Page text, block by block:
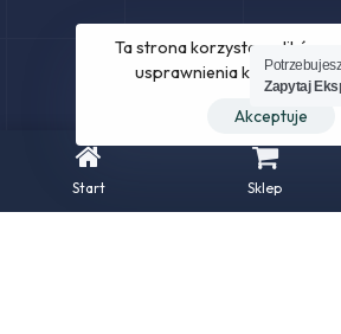
Start Sklep
Zapytaj
Ta strona korzysta z plików
usprawnienia korzystania z
Akceptuje